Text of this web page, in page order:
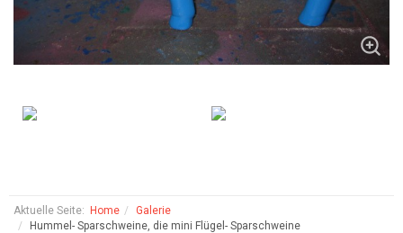
Aktuelle Seite: Home
Galerie
Hummel- Sparschweine, die mini Flügel- Sparschweine